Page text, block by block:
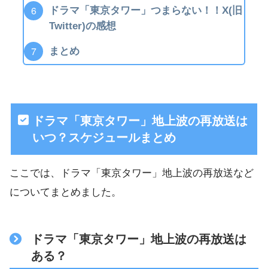
ドラマ「東京タワー」つまらない！！X(旧
Twitter)の感想
まとめ
ドラマ「東京タワー」地上波の再放送は
いつ？スケジュールまとめ
ここでは、ドラマ「東京タワー」地上波の再放送など
についてまとめました。
ドラマ「東京タワー」地上波の再放送は
ある？